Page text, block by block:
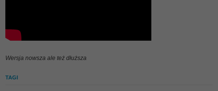
Wersja nowsza ale też dłuższa
TAGI